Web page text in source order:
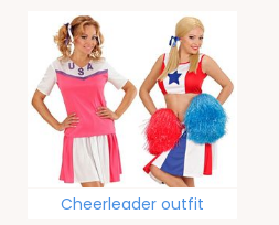
Cheerleader outfit